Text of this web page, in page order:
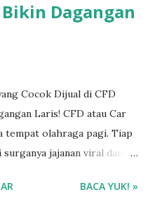
Dagangan
Cocok Dijual di CFD
Laris! CFD atau Car
tempat olahraga pagi. Tiap
jajanan viral dan
sambil jalan santai. Nah,
BACA YUK! »